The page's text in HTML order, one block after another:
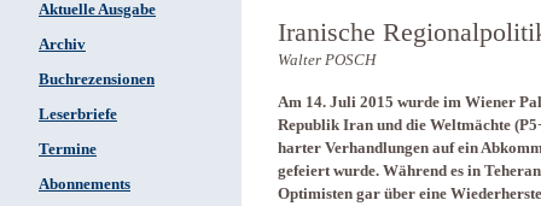
Aktuelle Ausgabe
Archiv
Buchrezensionen
Leserbriefe
Termine
Abonnements
Iranische
Walter POSCH
Am 14. Juli 2015 wurde im Wiener
Republik Iran und die Weltmächte
harter Verhandlungen auf ein
gefeiert wurde. Während es in
Optimisten gar über eine